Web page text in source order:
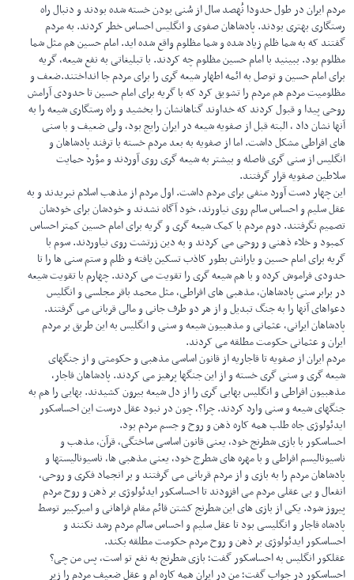
مردم ایران در طول حدودا نُهصد سال از سُنی بودن خسته شده بودند و دنبال راه
رستگاری بهتری بودند. پادشاهان صفوی و انگلیس احساس خطر کردند. به مردم
گفتند که به شما ظلم زیاد شده و شما مظلوم واقع شده اید. امام حسین هم مثل شما
مظلوم بود. ببینید با امام حسین مظلوم چه کردند. با تبلیغاتی به نفع شیعه، گریه
برای امام حسین و توصل به ائمه اطهار شیعه گری را برای مردم جا انداختند.ضعف و
مظلومیت مردم هم مردم را تشویق کرد که با گریه برای امام حسین تا حدودی آرامش
روحی پیدا و قبول کردند که خداوند گناهانشان را بخشید و راه رستگاری شیعه را به
آنها نشان داد ، البته قبل از صفویه شیعه در ایران رایج بود، ولی ضعیف و با سنی
های افراطی مشکل داشت. اما از صفویه به بعد مردم خسته با ترفند پادشاهان و
انگليس از سنی گری فاصله و بیشتر به شیعه گری روی آوردند و مؤرد حمایت
سلاطین صفویه قرار گرفتند.
این چهار دست آورد منفی برای مردم داشت. اول مردم از مذهب اسلام نبریدند و به
عقل سلیم و احساس سالم روی نیاورند، خود آگاه نشدند و خودشان برای خودشان
تصمیم نگرفتند. دوم مردم با کمک شیعه گری و گریه برای امام حسین کمتر احساس
کمبود و خلاء ذهنی و روحی می کردند و به دین زرتشت روی نیاوردند. سوم با
گریه برای امام حسین و یارانش بطور کاذب تسکین یافته و ظلم و ستم سنی ها را تا
حدودی فراموش کرده و با هم شیعه گری را تقویت می کردند. چهارم با تقویت شیعه
در برابر سنی پادشاهان، مذهبی های افراطی، مثل محمد باقر مجلسی و انگلیس‌
دعواهای آنها را به جنگ تبدیل و از هر دو طرف جانی و مالی قربانی می گرفتند.
پادشاهان ایرانی، عثمانی و مذهبیون شیعه و سنی و انگلیس به این طریق بر مردم
ایران و عثمانی حکومت مطلقه می کردند.
مردم ایران از صفویه تا قاجاریه از قانون اساسی مذهبی و حکومتی و از جنگهای
شیعه گری و سنی گری خسته و از این جنگها پرهیز می کردند. پادشاهان قاجار،
مذهبیون افراطی و انگلیس بهایی گری را از دل شیعه بیرون کشیدند. بهایی را هم به
جنگهای شیعه و سنی وارد کردند. چرا؟، چون در نبود عقل درست این احساسکور
ایدئولوژی جاه طلب همه کاره ذهن و روح و جسم مردم بود.
احساسکور با بازی شطرنج خود، یعنی قانون اساسی ساختگی، قرآن، مذهب و
ناسیونالیسم افراطی و با مهره های شطرج خود، یعنی مذهبی ها، ناسیونالیستها و
پادشاهان مردم را به بازی و از مردم قربانی می گرفتند و بر انجماد فکری و روحی،
انفعال و بی عقلی مردم می افزودند تا احساسکور ایدئولوژی بر ذهن و روح مردم
پیروز شود. یکی از بازی های این شطرنج کشتن قائم مقام فراهانی و امیرکبیر توسط
پادشاه قاجار و انگلیسی بود تا عقل سلیم و احساس سالم مردم رشد نکنند و
احساسکور ایدئولوژی بر ذهن و روح مردم حکومت مطلقه بکند.
عقلکور انگلیس به احساسکور گفت؛ بازی شطرنج به نفع تو است، پس من چی؟
احساسکور در جواب گفت؛ من در ایران همه کاره ام و عقل ضعیف مردم را زیر